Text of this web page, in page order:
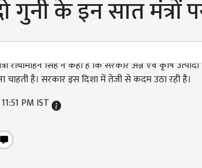
के इन सात मंत्रों
राधामोहन सिंह ने कहा है कि सरकार अन्न एवं कृषि
है। सरकार इस दिशा में तेजी से कदम उठा रही है।
PM IST